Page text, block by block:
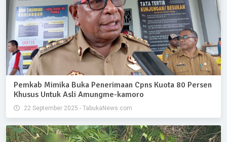
Pemkab Mimika Buka Penerimaan Cpns Kuota 80 Persen
Khusus Untuk Asli Amungme-kamoro
22 September 2025 - TabukaNews.com